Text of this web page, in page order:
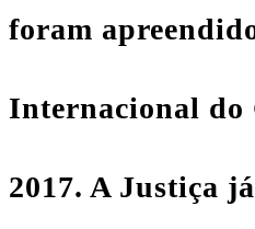
foram
Internacional do
2017. A Justiça